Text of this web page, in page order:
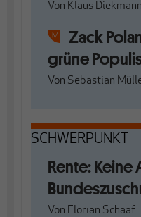
Von Klaus Diekmann
Zack
grüne
Von Sebastian
SCHWERPUNKT
Rente:
Von Florian Schaaf